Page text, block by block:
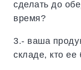
сделать до
время?
3.- ваша
складе, кто ее